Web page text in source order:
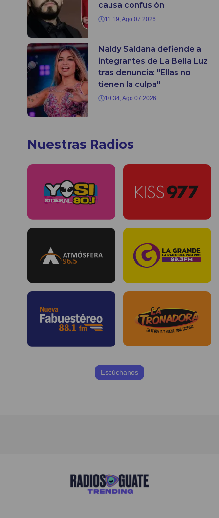
causa confusión
11:19, Ago 07 2026
Naldy Saldaña defiende a
integrantes de La Bella Luz
tras denuncia: "Ellas no
tienen la culpa"
10:34, Ago 07 2026
Nuestras Radios
Escúchanos